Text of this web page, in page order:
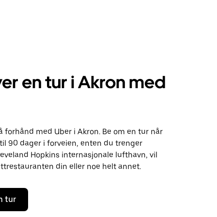
en tur i Akron med
forhånd med Uber i Akron. Be om en tur når
90 dager i forveien, enten du trenger
Hopkins internasjonale lufthavn, vil
din eller noe helt annet.
tur